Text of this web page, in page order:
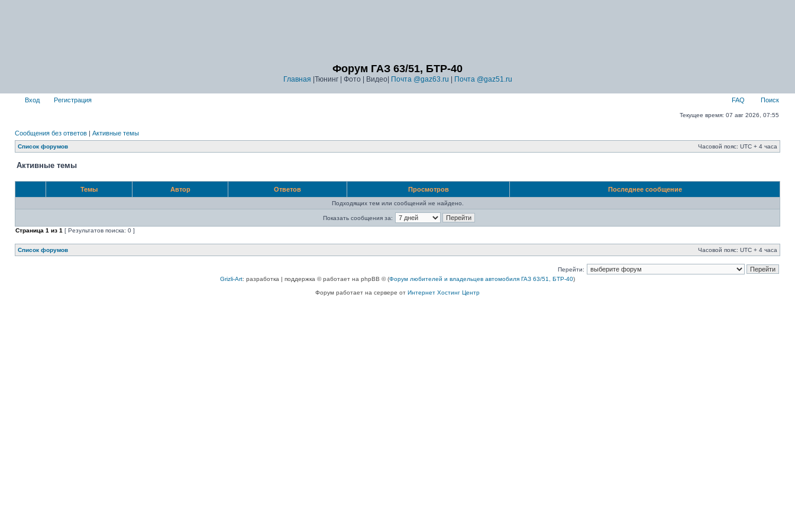
Форум ГАЗ 63/51, БТР-40
Главная |Тюнинг | Фото | Видео| Почта @gaz63.ru Почта @gaz51.ru
Вход Регистрация FAQ Поиск
Текущее время: 07 авг 2026, 07:55
Сообщения без ответов | Активные темы
Список форумов Часовой пояс: UTC + 4 часа
Активные темы
Темы Автор Ответов Просмотров Последнее сообщение
Подходящих тем или сообщений не найдено.
Показать сообщения за:
Страница 1 из 1 [ Результатов поиска: 0 ]
Список форумов Часовой пояс: UTC + 4 часа
Перейти:
Grizli-Art: разработка | поддержка © работает на phpBB © (Форум любителей и владельцев автомобиля ГАЗ 63/51, БТР-40)
Форум работает на сервере от Интернет Хостинг Центр